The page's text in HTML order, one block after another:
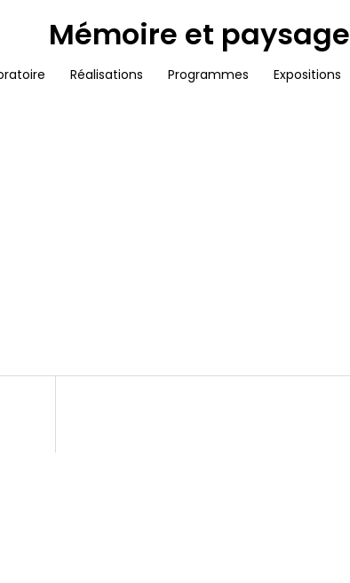
Mémoire et paysage
Réalisations Programmes Expositions